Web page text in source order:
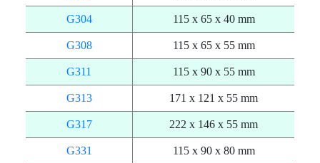
G304 115 x 65 x 40 mm
G308 115 x 65 x 55 mm
G311 115 x 90 x 55 mm
G313 171 x 121 x 55 mm
G317 222 x 146 x 55 mm
G331 115 x 90 x 80 mm